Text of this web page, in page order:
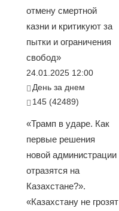
отмену смертной
казни и критикуют за
пытки и ограничения
свобод»
24.01.2025 12:00
День за днем
145 (42489)
«Трамп в ударе. Как
первые решения
новой администрации
отразятся на
Казахстане?».
«Казахстану не грозят